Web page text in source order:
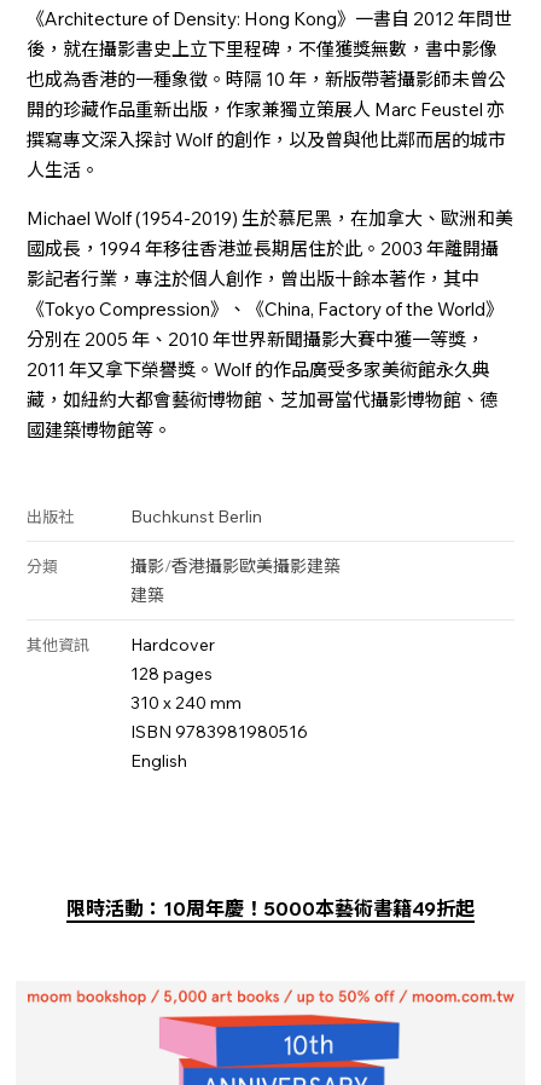
《Architecture of Density: Hong Kong》一書自 2012 年問世
後，就在攝影書史上立下里程碑，不僅獲獎無數，書中影像
也成為香港的一種象徵。時隔 10 年，新版帶著攝影師未曾公
開的珍藏作品重新出版，作家兼獨立策展人 Marc Feustel 亦
撰寫專文深入探討 Wolf 的創作，以及曾與他比鄰而居的城市
人生活。
Michael Wolf (1954-2019) 生於慕尼黑，在加拿大、歐洲和美
國成長，1994 年移往香港並長期居住於此。2003 年離開攝
影記者行業，專注於個人創作，曾出版十餘本著作，其中
《Tokyo Compression》、《China, Factory of the World》
分別在 2005 年、2010 年世界新聞攝影大賽中獲一等獎，
2011 年又拿下榮譽獎。Wolf 的作品廣受多家美術館永久典
藏，如紐約大都會藝術博物館、芝加哥當代攝影博物館、德
國建築博物館等。
出版社 Buchkunst Berlin
分類 攝影/香港攝影歐美攝影建築
建築
其他資訊
Hardcover
128 pages
310 x 240 mm
ISBN 9783981980516
English
限時活動：10周年慶！5000本藝術書籍49折起